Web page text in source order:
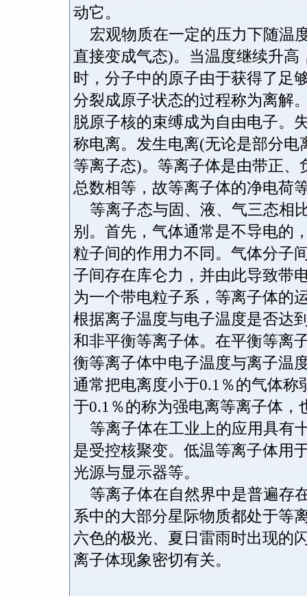
动它。
宏观物质在一定的压力下随温
直接变成气态)。当温度继续升
时，分子中的原子由于获得了足
分裂成原子状态的过程称为离解
脱原子核的束缚成为自由电子。
称电离。发生电离(无论是部分
等离子态)。等离子体是由带正
总数相等，故等离子体的净电荷
等离子态与固、液、气三态相
别。首先，气体通常是不导电的
粒子间的作用力不同。气体分子
子间存在库仑力，并由此导致带
为一个带电粒子系，等离子体的
根据离子温度与电子温度是否达
和非平衡等离子体。在平衡等离
衡等离子体中电子温度与离子温
通常把电离度小于0.1％的气体
于0.1％的称为强电离等离子体
等离子体在工业上的应用具有
是受控核聚变。低温等离子体用
光源与显示器等。
等离子体在自然界中是普遍存
系中的大部分星际物质都处于等
六色的极光、夏日雷雨时出现的
离子体现象密切有关。